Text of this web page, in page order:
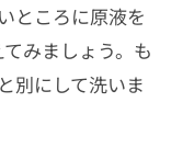
ところに原液を
みましょう。も
別にして洗いま